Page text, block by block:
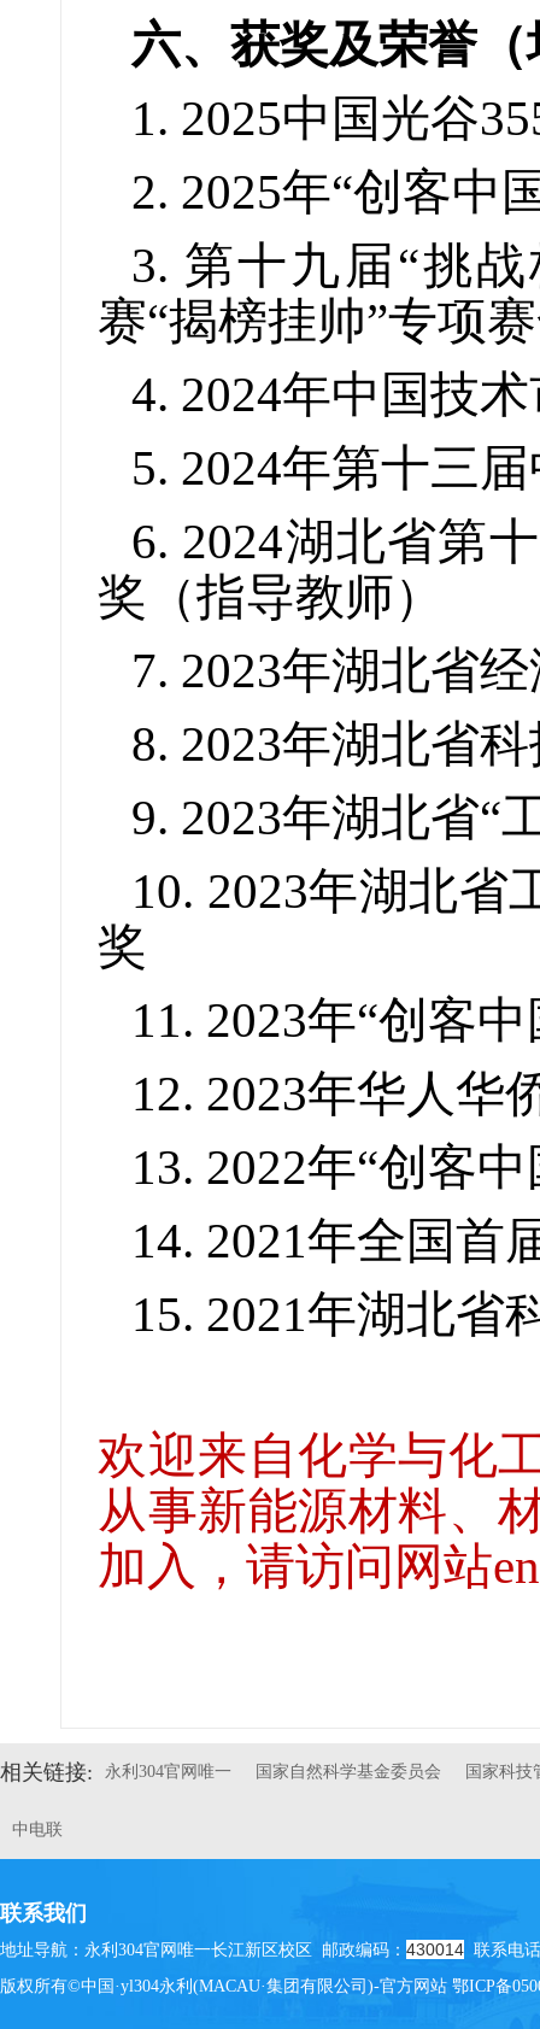
六、获奖及荣誉
1. 2025中国光谷
2. 2025年“创客中
3. 第十九届“挑
赛“揭榜挂帅”专项
4. 2024年中国技
5. 2024年第十三
6. 2024湖北省第
奖（指导教师）
7. 2023年湖北省
8. 2023年湖北省
9. 2023年湖北省“
10. 2023年湖北省
奖
11. 2023年“创客
12. 2023年华人华
13. 2022年“创客
14. 2021年全国首
15. 2021年湖北省
欢迎来自化学与化
从事新能源材料、
加入，请访问网站
相关链接: 永利304官网唯一 国家自然科学基金委员会 国家科
中电联
联系我们
地址导航：永利304官网唯一长江新区校区 邮政编码： 430014 联系电
版权所有©中国·yl304永利(MACAU·集团有限公司)-官方网站 鄂ICP备